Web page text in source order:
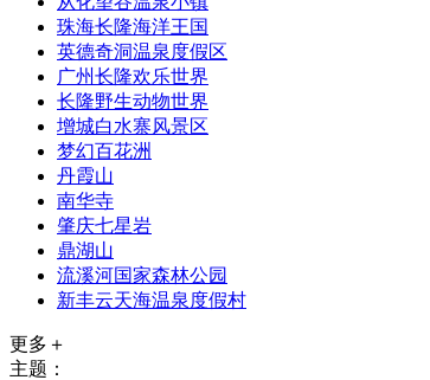
珠海长隆海洋王国
英德奇洞温泉度假区
广州长隆欢乐世界
长隆野生动物世界
增城白水寨风景区
梦幻百花洲
丹霞山
南华寺
肇庆七星岩
鼎湖山
流溪河国家森林公园
新丰云天海温泉度假村
更多＋
主题：